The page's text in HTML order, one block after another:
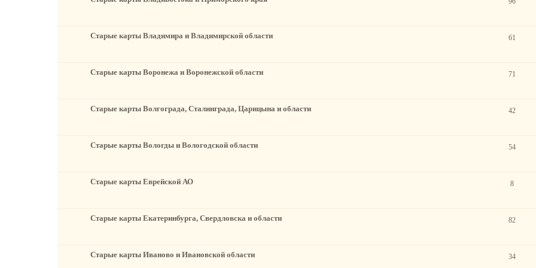
Старые карты Владимира и Владимирской области 61
Старые карты Воронежа и Воронежской области 71
Старые карты Волгограда, Сталинграда, Царицына и области 42
Старые карты Вологды и Вологодской области 54
Старые карты Еврейской АО 8
Старые карты Екатеринбурга, Свердловска и области 82
Старые карты Иваново и Ивановской области 34